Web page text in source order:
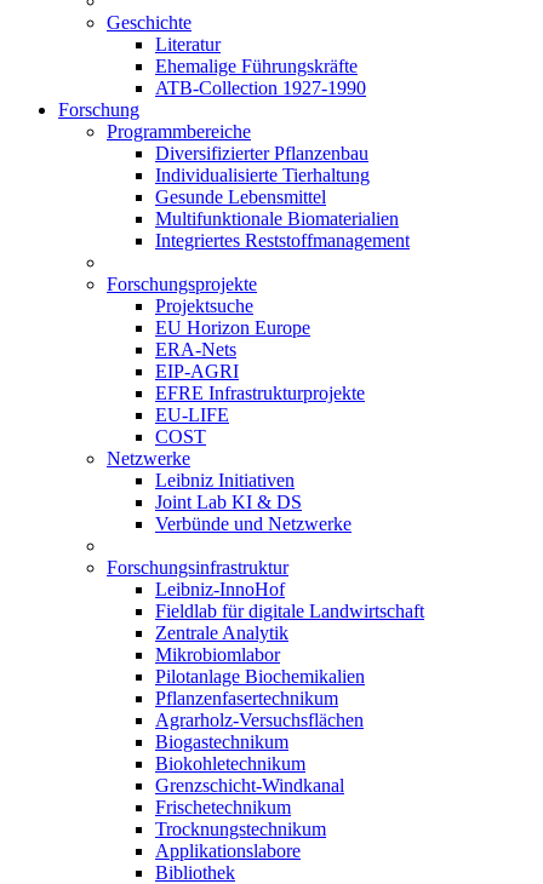
Geschichte
Literatur
Ehemalige Führungskräfte
ATB-Collection 1927-1990
Forschung
Programmbereiche
Diversifizierter Pflanzenbau
Individualisierte Tierhaltung
Gesunde Lebensmittel
Multifunktionale Biomaterialien
Integriertes Reststoffmanagement
Forschungsprojekte
Projektsuche
EU Horizon Europe
ERA-Nets
EIP-AGRI
EFRE Infrastrukturprojekte
EU-LIFE
COST
Netzwerke
Leibniz Initiativen
Joint Lab KI & DS
Verbünde und Netzwerke
Forschungsinfrastruktur
Leibniz-InnoHof
Fieldlab für digitale Landwirtschaft
Zentrale Analytik
Mikrobiomlabor
Pilotanlage Biochemikalien
Pflanzenfasertechnikum
Agrarholz-Versuchsflächen
Biogastechnikum
Biokohletechnikum
Grenzschicht-Windkanal
Frischetechnikum
Trocknungstechnikum
Applikationslabore
Bibliothek